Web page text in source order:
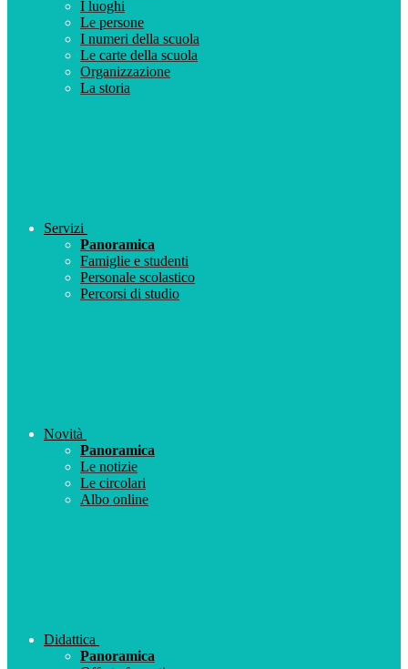
I luoghi
Le persone
I numeri della scuola
Le carte della scuola
Organizzazione
La storia
Servizi
Panoramica
Famiglie e studenti
Personale scolastico
Percorsi di studio
Novità
Panoramica
Le notizie
Le circolari
Albo online
Didattica
Panoramica